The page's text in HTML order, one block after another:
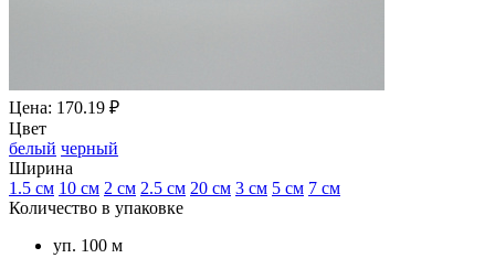
Цена: 170.19 ₽
Цвет
белый черный
Ширина
1.5 см 10 см 2 см 2.5 см 20 см 3 см 5 см 7 см
Количество в упаковке
уп. 100 м